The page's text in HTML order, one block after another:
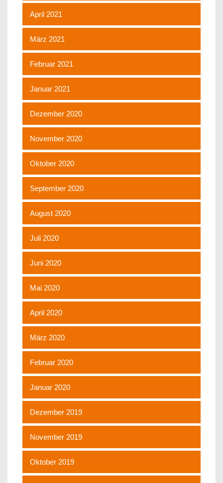
April 2021
März 2021
Februar 2021
Januar 2021
Dezember 2020
November 2020
Oktober 2020
September 2020
August 2020
Juli 2020
Juni 2020
Mai 2020
April 2020
März 2020
Februar 2020
Januar 2020
Dezember 2019
November 2019
Oktober 2019